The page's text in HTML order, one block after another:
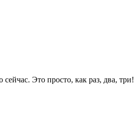
Это просто, как раз, два, три!